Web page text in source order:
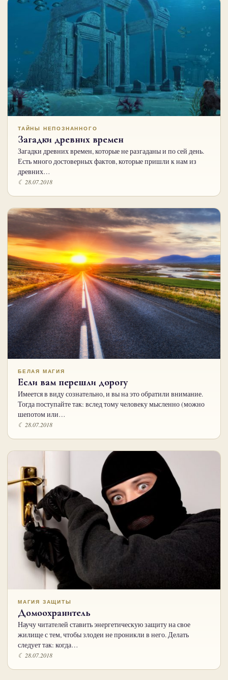
ТАЙНЫ НЕПОЗНАННОГО
Загадки древних времен
Загадки древних времен, которые не разгаданы и по сей день.
Есть много достоверных фактов, которые пришли к нам из
древних…
☾ 28.07.2018
БЕЛАЯ МАГИЯ
Если вам перешли дорогу
Имеется в виду сознательно, и вы на это обратили внимание.
Тогда поступайте так: вслед тому человеку мысленно (можно
шепотом или…
☾ 28.07.2018
МАГИЯ ЗАЩИТЫ
Домоохранитель
Научу читателей ставить энергетическую защиту на свое
жилище с тем, чтобы злодеи не проникли в него. Делать
следует так: когда…
☾ 28.07.2018